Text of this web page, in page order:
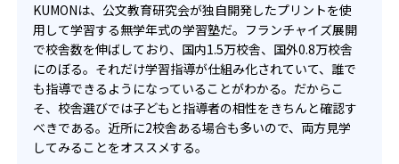
KUMONは、公文教育研究会が独自開発したプリントを使
用して学習する無学年式の学習塾だ。フランチャイズ展開
で校舎数を伸ばしており、国内1.5万校舎、国外0.8万校舎
にのぼる。それだけ学習指導が仕組み化されていて、誰で
も指導できるようになっていることがわかる。だからこ
そ、校舎選びでは子どもと指導者の相性をきちんと確認す
べきである。近所に2校舎ある場合も多いので、両方見学
してみることをオススメする。